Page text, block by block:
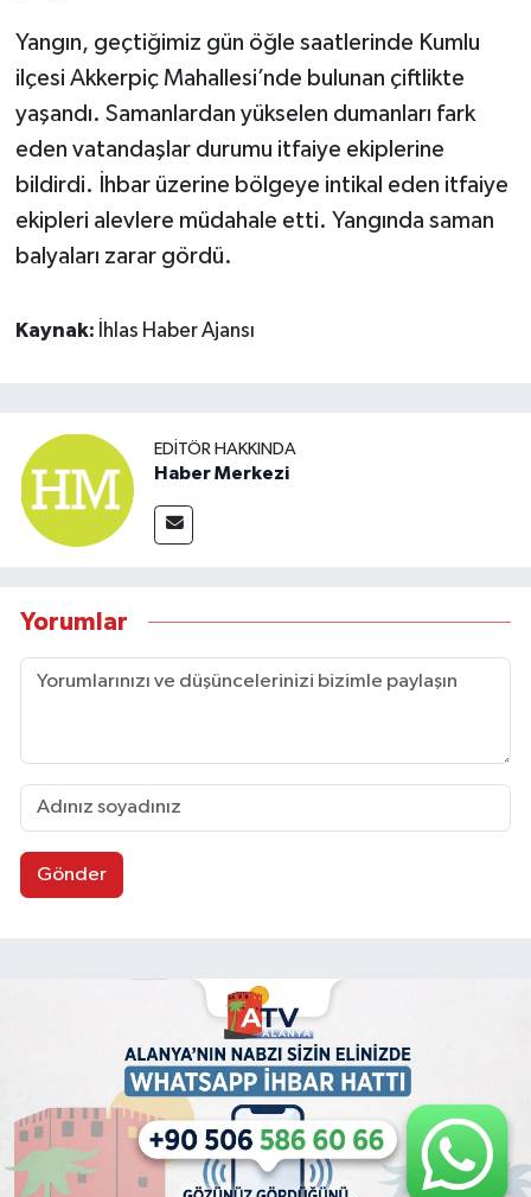
Yangın, geçtiğimiz gün öğle saatlerinde Kumlu
ilçesi Akkerpiç Mahallesi’nde bulunan çiftlikte
yaşandı. Samanlardan yükselen dumanları fark
eden vatandaşlar durumu itfaiye ekiplerine
bildirdi. İhbar üzerine bölgeye intikal eden itfaiye
ekipleri alevlere müdahale etti. Yangında saman
balyaları zarar gördü.
Kaynak: İhlas Haber Ajansı
EDITÖR HAKKINDA
Haber Merkezi
Yorumlar
Gönder